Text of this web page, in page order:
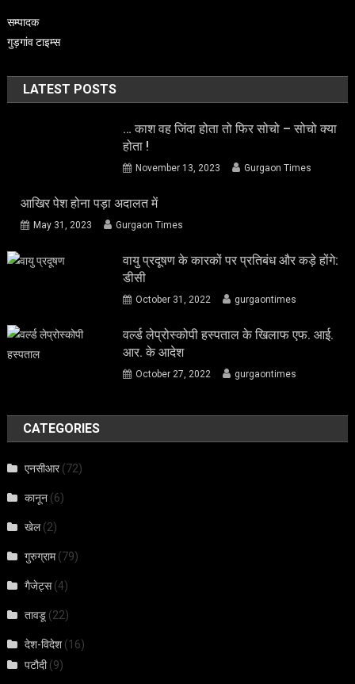
सम्पादक
गुड़गांव टाइम्स
LATEST POSTS
… काश वह जिंदा होता तो फिर सोचो – सोचो क्या
होता !
November 13, 2023 Gurgaon Times
आखिर पेश होना पड़ा अदालत में
May 31, 2023 Gurgaon Times
वायु प्रदूषण के कारकों पर प्रतिबंध और कड़े होंगे:
डीसी
October 31, 2022 gurgaontimes
वर्ल्ड लेप्रोस्कोपी हस्पताल के खिलाफ एफ. आई.
आर. के आदेश
October 27, 2022 gurgaontimes
CATEGORIES
एनसीआर(72)
कानून (6)
खेल(2)
गुरुग्राम(79)
गैजेट्स(4)
तावडू (22)
देश-विदेश (16)
पटौदी(9)